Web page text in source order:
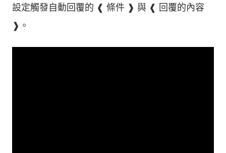
設定觸發自動回覆的 ❰ 條件 ❱ 與 ❰ 回覆的內容
❱。